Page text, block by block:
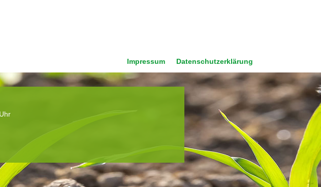
Impressum Datenschutzerklärung